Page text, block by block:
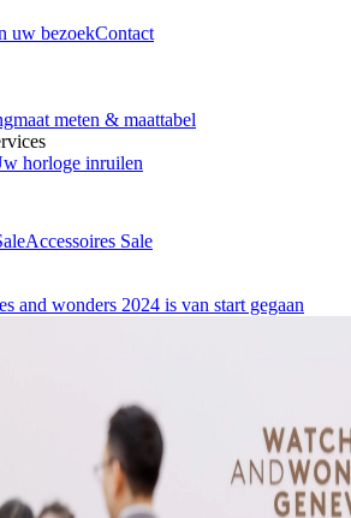
uw bezoekContact
meten & maattabel
horloge inruilen
Accessoires Sale
and wonders 2024 is van start gegaan